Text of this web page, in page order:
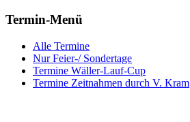
Termin-Menü
Alle Termine
Nur Feier-/ Sondertage
Termine Wäller-Lauf-Cup
Termine Zeitnahmen durch V. Kram